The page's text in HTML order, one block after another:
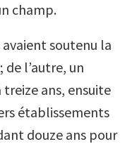
champ.
soutenu la
l’autre, un
ans, ensuite
établissements
douze ans pour